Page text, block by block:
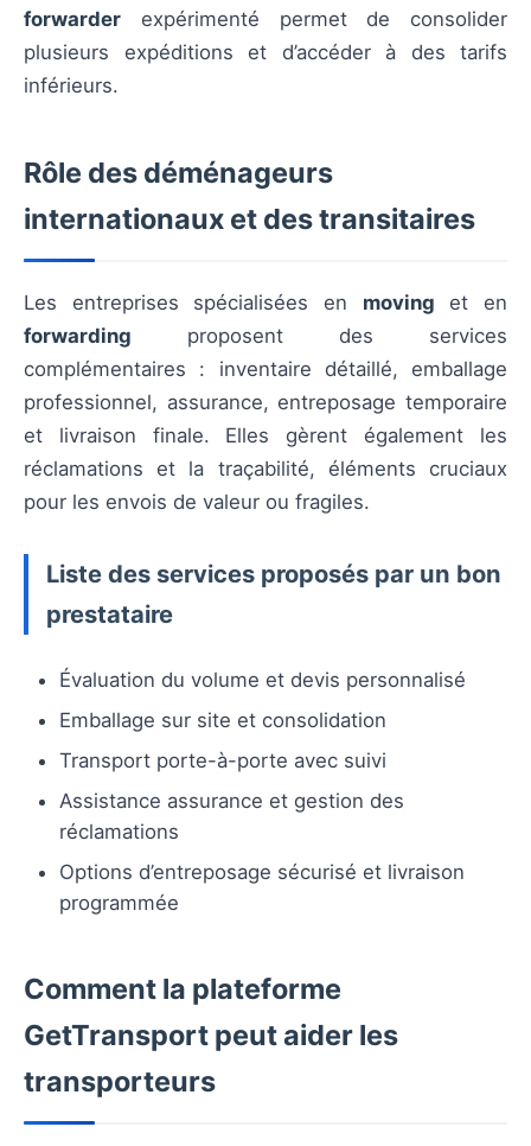
forwarder expérimenté permet de consolider
plusieurs expéditions et d’accéder à des tarifs
inférieurs.
Rôle des déménageurs
internationaux et des transitaires
Les entreprises spécialisées en moving et en
forwarding proposent des services
complémentaires : inventaire détaillé, emballage
professionnel, assurance, entreposage temporaire
et livraison finale. Elles gèrent également les
réclamations et la traçabilité, éléments cruciaux
pour les envois de valeur ou fragiles.
Liste des services proposés par un bon
prestataire
Évaluation du volume et devis personnalisé
Emballage sur site et consolidation
Transport porte-à-porte avec suivi
Assistance assurance et gestion des
réclamations
Options d’entreposage sécurisé et livraison
programmée
Comment la plateforme
GetTransport peut aider les
transporteurs